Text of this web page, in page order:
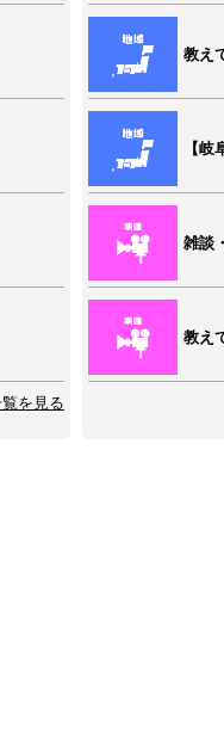
を見る
教え
【
雑談
教え